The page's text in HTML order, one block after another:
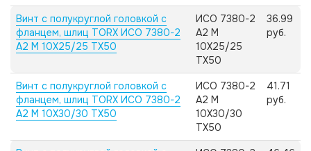
Винт с полукруглой головкой с
фланцем, шлиц TORX ИСО 7380-2
А2 M 10X25/25 TX50
ИСО 7380-2
А2 M
10X25/25
TX50
36.99
руб.
Винт с полукруглой головкой с
фланцем, шлиц TORX ИСО 7380-2
А2 M 10X30/30 TX50
ИСО 7380-2
А2 M
10X30/30
TX50
41.71
руб.